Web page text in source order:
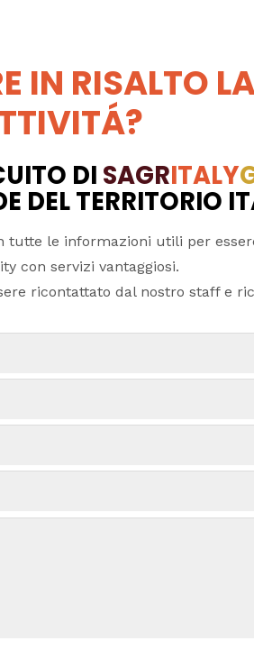
IN RISALTO
DI SAGRITALY
DEL TERRITORIO
tutte le informazioni utili per
con servizi vantaggiosi.
ricontattato dal nostro staff e